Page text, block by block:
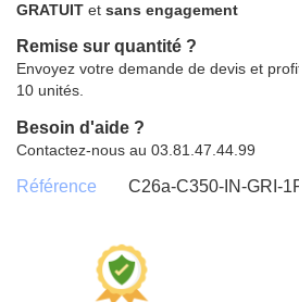
GRATUIT et sans engagement
Remise sur quantité ?
Envoyez votre demande de devis et
10 unités.
Besoin d'aide ?
Contactez-nous au 03.81.47.44.99
Référence C26a-C350-IN-GRI-